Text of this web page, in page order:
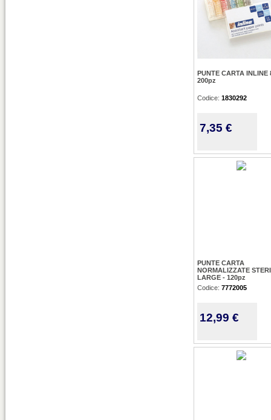
PUNTE CARTA INLINE
200pz
Codice: 1830292
7,35 €
PUNTE CARTA
NORMALIZZATE
LARGE - 120pz
Codice: 7772005
12,99 €